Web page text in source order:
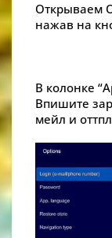
Открываем
нажав на
В колонке
Впишите
мейл и